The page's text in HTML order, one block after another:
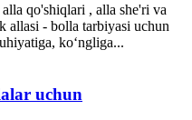
qo'shiqlari , alla she'ri va
allasi - bolla tarbiyasi uchun
ko‘ngliga...
uchun